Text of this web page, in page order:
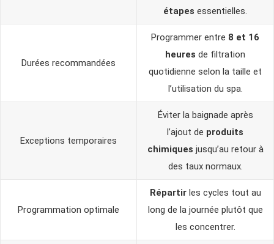
étapes essentielles.
Durées recommandées
Programmer entre 8 et 16
heures de filtration
quotidienne selon la taille et
l’utilisation du spa.
Exceptions temporaires
Éviter la baignade après
l’ajout de produits
chimiques jusqu’au retour à
des taux normaux.
Programmation optimale
Répartirles cycles tout au
long de la journée plutôt que
les concentrer.